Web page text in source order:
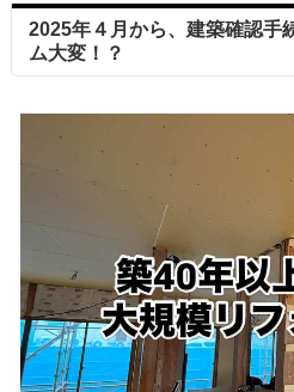
2025年４月から、建築確認手
ム大変！？